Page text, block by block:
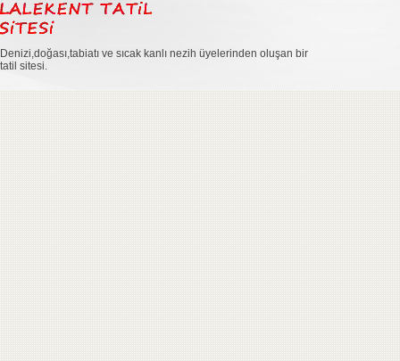
Denizi,doğası,tabiatı ve sıcak kanlı nezih üyelerinden oluşan bir
tatil sitesi.